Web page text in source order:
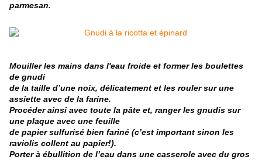
parmesan.
Mouiller les mains dans l'eau froide et former les boulettes
de gnudi
de la taille d’une noix, délicatement et les rouler sur une
assiette avec de la farine.
Procéder ainsi avec toute la pâte et, ranger les gnudis sur
une plaque avec une feuille
de papier sulfurisé bien fariné (c’est important sinon les
raviolis collent au papier!).
Porter à ébullition de l’eau dans une casserole avec du gros